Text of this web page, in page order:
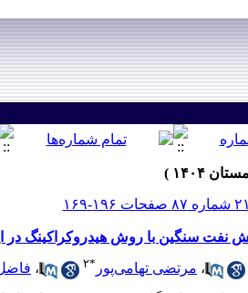
نفت سنگین با روش هیدروکراکینگ در
، مرتضی تهامی‌پور *۲ ،